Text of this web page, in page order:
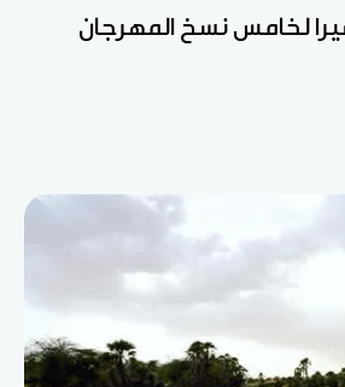
لخامس نسخ المهرجان